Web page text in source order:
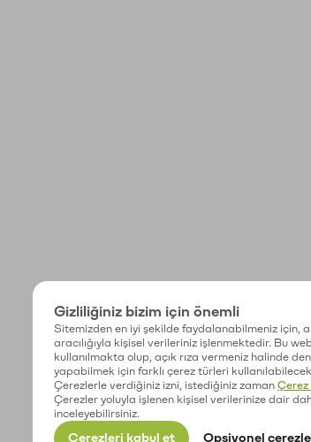
Gizliliğiniz bizim için önemli
Sitemizden en iyi şekilde faydalanabilmeniz için,
aracılığıyla kişisel verileriniz işlenmektedir. Bu
kullanılmakta olup, açık rıza vermeniz halinde
yapabilmek için farklı çerez türleri
Çerezlerle verdiğiniz izni, istediğiniz zaman Çerez
Çerezler yoluyla işlenen kişisel verilerinize dair
inceleyebilirsiniz.
Çerezleri kabul et Opsiyonel